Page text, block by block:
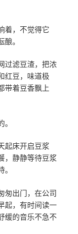
着，不觉得它
。
过滤豆渣，把浓
红豆，味道极
带着豆香飘上
起床开启豆浆
，静静等待豆浆
匆出门，在公司
起，有时间读一
缓的音乐不急不